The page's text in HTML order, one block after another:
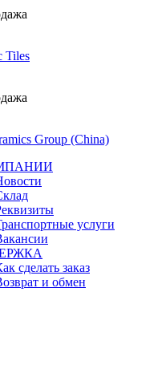
Tiles
Group (China)
услуги
сделать заказ
и обмен